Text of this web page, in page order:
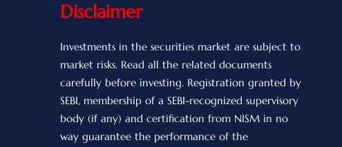
Disclaimer
Investments in the securities market are subject to
market risks. Read all the related documents
carefully before investing. Registration granted by
SEBI, membership of a SEBI-recognized supervisory
body (if any) and certification from NISM in no
way guarantee the performance of the